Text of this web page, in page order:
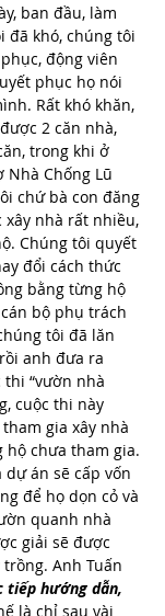
ban đầu, làm
đã khó, chúng tôi
động viên
phục họ nói
Rất khó khăn,
2 căn nhà,
trong khi ở
Nhà Chống Lũ
chứ bà con đăng
xây nhà rất nhiều,
Chúng tôi quyết
đổi cách thức
bằng từng hộ
bộ phụ trách
tôi đã lăn
anh đưa ra
thi “vườn nhà
cuộc thi này
gia xây nhà
chưa tham gia.
án sẽ cấp vốn
để họ dọn cỏ và
quanh nhà
giải sẽ được
Anh Tuấn
tiếp hướng dẫn,
là chỉ sau vài